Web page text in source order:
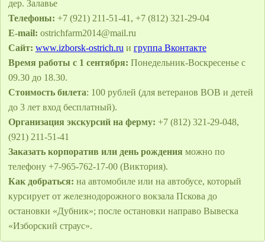
дер. Залавье
Телефоны: +7 (921) 211-51-41, +7 (812) 321-29-04
E-mail: ostrichfarm2014@mail.ru
Сайт: www.izborsk-ostrich.ru и группа Вконтакте
Время работы с 1 сентября: Понедельник-Воскресенье с
09.30 до 18.30.
Стоимость билета: 100 рублей (для ветеранов ВОВ и детей
до 3 лет вход бесплатный).
Организация экскурсий на ферму: +7 (812) 321-29-048,
(921) 211-51-41
Заказать корпоратив или день рождения можно по
телефону +7-965-762-17-00 (Виктория).
Как добраться: на автомобиле или на автобусе, который
курсирует от железнодорожного вокзала Пскова до
остановки «Дубник»; после остановки направо Вывеска
«Изборский страус».